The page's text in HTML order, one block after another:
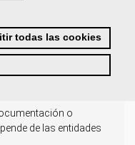
todas las cookies
casos, que residas
un curso.
para
o
de las entidades